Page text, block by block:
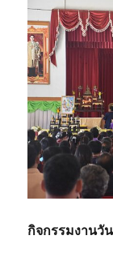
กิจกรรมงานวั